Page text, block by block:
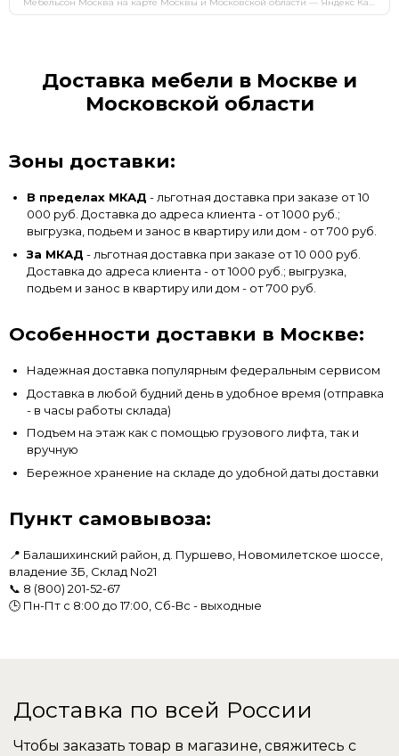
Доставка мебели в Москве и
Московской области
Зоны доставки:
В пределах МКАД - льготная доставка при заказе от 10
000 руб. Доставка до адреса клиента - от 1000 руб.;
выгрузка, подьем и занос в квартиру или дом - от 700 руб.
За МКАД - льготная доставка при заказе от 10 000 руб.
Доставка до адреса клиента - от 1000 руб.; выгрузка,
подьем и занос в квартиру или дом - от 700 руб.
Особенности доставки в Москве:
Надежная доставка популярным федеральным сервисом
Доставка в любой будний день в удобное время (отправка
- в часы работы склада)
Подъем на этаж как с помощью грузового лифта, так и
вручную
Бережное хранение на складе до удобной даты доставки
Пункт самовывоза:
📍 Балашихинский район, д. Пуршево, Новомилетское шоссе,
владение 3Б, Склад No21
📞 8 (800) 201-52-67
🕒 Пн-Пт с 8:00 до 17:00, Сб-Вс - выходные
Доставка по всей России
Чтобы заказать товар в магазине, свяжитесь с